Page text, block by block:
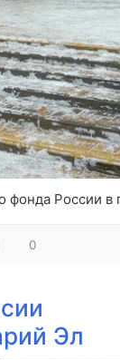
фонда России
0
Эл